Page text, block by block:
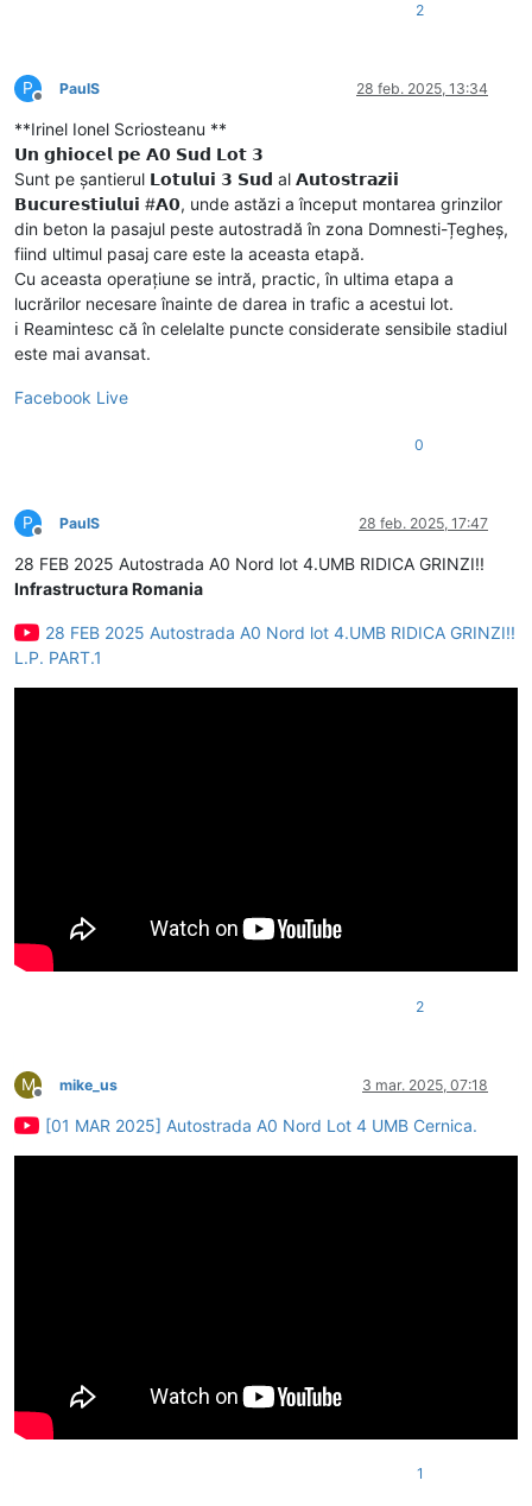
2
P
Deconectat
PaulS 28 feb. 2025, 13:34
**Irinel Ionel Scriosteanu **
𝗨𝗻 𝗴𝗵𝗶𝗼𝗰𝗲𝗹 𝗽𝗲 𝗔𝟬 𝗦𝘂𝗱 𝗟𝗼𝘁 𝟯
Sunt pe șantierul 𝗟𝗼𝘁𝘂𝗹𝘂𝗶 𝟯 𝗦𝘂𝗱 al 𝗔𝘂𝘁𝗼𝘀𝘁𝗿𝗮𝘇𝗶𝗶
𝗕𝘂𝗰𝘂𝗿𝗲𝘀𝘁𝗶𝘂𝗹𝘂𝗶 #𝗔𝟬, unde astăzi a început montarea grinzilor
din beton la pasajul peste autostradă în zona Domnesti-Țegheș,
fiind ultimul pasaj care este la aceasta etapă.
Cu aceasta operațiune se intră, practic, în ultima etapa a
lucrărilor necesare înainte de darea in trafic a acestui lot.
ℹ️ Reamintesc că în celelalte puncte considerate sensibile stadiul
este mai avansat.
Facebook Live
0
P
Deconectat
PaulS 28 feb. 2025, 17:47
28 FEB 2025 Autostrada A0 Nord lot 4.UMB RIDICA GRINZI!!
Infrastructura Romania
28 FEB 2025 Autostrada A0 Nord lot 4.UMB RIDICA GRINZI!!
L.P. PART.1
2
M
Deconectat
mike_us 3 mar. 2025, 07:18
[01 MAR 2025] Autostrada A0 Nord Lot 4 UMB Cernica.
1